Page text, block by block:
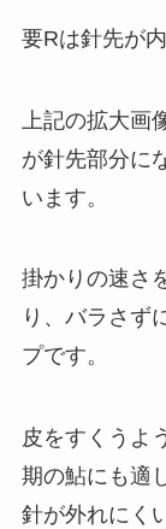
要Rは針先が
上記の拡大
が針先部分に
います。
掛かりの速さ
り、バラさず
プです。
皮をすくうよ
期の鮎にも適
針が外れにく